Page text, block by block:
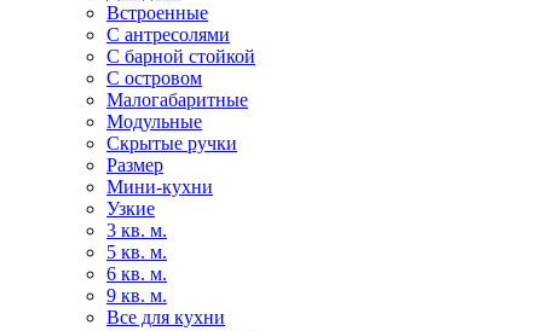
Встроенные
С антресолями
С барной стойкой
С островом
Малогабаритные
Модульные
Скрытые ручки
Размер
Мини-кухни
Узкие
3 кв. м.
5 кв. м.
6 кв. м.
9 кв. м.
Все для кухни